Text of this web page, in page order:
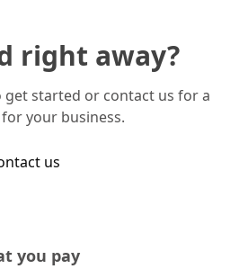
right away?
get started or contact us for a
your business.
us
you pay